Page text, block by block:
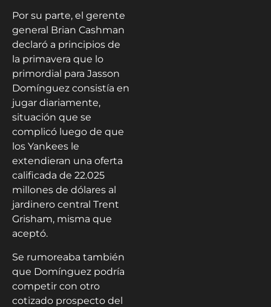
Por su parte, el gerente
general Brian Cashman
declaró a principios de
la primavera que lo
primordial para Jasson
Domínguez consistía en
jugar diariamente,
situación que se
complicó luego de que
los Yankees le
extendieran una oferta
calificada de 22.025
millones de dólares al
jardinero central Trent
Grisham, misma que
aceptó.
Se rumoreaba también
que Domínguez podría
competir con otro
cotizado prospecto del